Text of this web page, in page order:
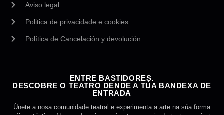
Aviso legal
Politica de privacidade e cookies
Política de Cancelación y devolución
ENTRE BASTIDORES.
DESCOBRE O TEATRO DENDE A TÚA BANDEXA DE
ENTRADA
Únete a nosa comunidade teatral e experimenta a arte na súa forma